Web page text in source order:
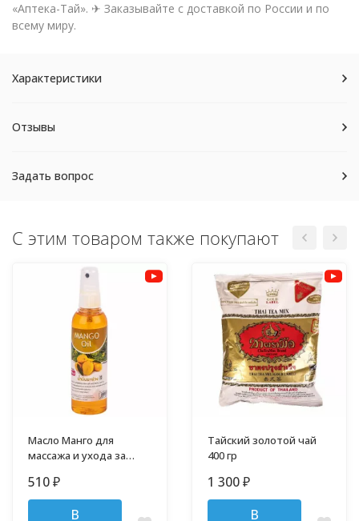
«Аптека-Тай». ✈ Заказывайте с доставкой по России и по
всему миру.
Характеристики
Отзывы
Задать вопрос
С этим товаром также покупают
Масло Манго для
массажа и ухода за
510 ₽
В
Тайский золотой чай
400 гр
1 300 ₽
В